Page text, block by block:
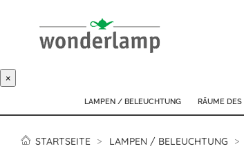
×
LAMPEN / BELEUCHTUNG RÄUME DES
STARTSEITE LAMPEN / BELEUCHTUNG